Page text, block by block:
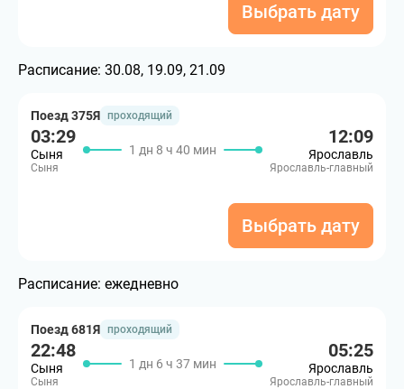
Выбрать дату
Расписание: 30.08, 19.09, 21.09
Поезд 375Я проходящий
03:29
Сыня
Сыня
1 дн 8 ч 40 мин
12:09
Ярославль
Ярославль-главный
Выбрать дату
Расписание: ежедневно
Поезд 681Я проходящий
22:48
Сыня
Сыня
1 дн 6 ч 37 мин
05:25
Ярославль
Ярославль-главный